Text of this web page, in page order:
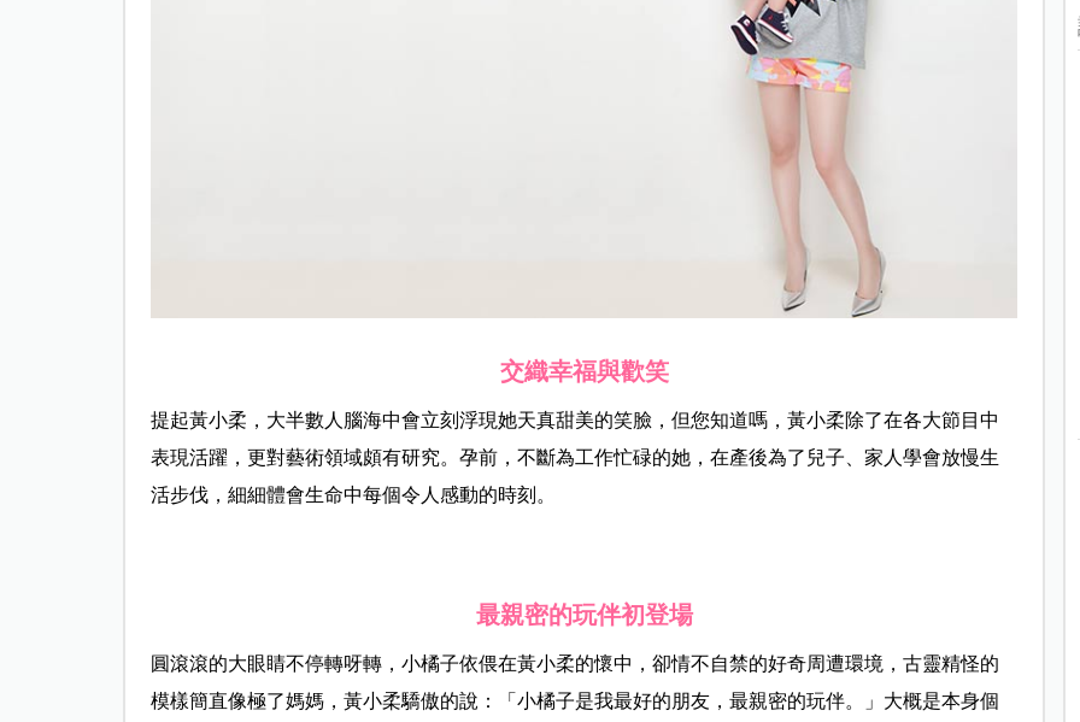
交織幸福與歡笑
提起黃小柔，大半數人腦海中會立刻浮現她天真甜美的笑臉，但您知道嗎，黃小柔除了在各大節目中
表現活躍，更對藝術領域頗有研究。孕前，不斷為工作忙碌的她，在產後為了兒子、家人學會放慢生
活步伐，細細體會生命中每個令人感動的時刻。
最親密的玩伴初登場
圓滾滾的大眼睛不停轉呀轉，小橘子依偎在黃小柔的懷中，卻情不自禁的好奇周遭環境，古靈精怪的
模樣簡直像極了媽媽，黃小柔驕傲的說：「小橘子是我最好的朋友，最親密的玩伴。」大概是本身個